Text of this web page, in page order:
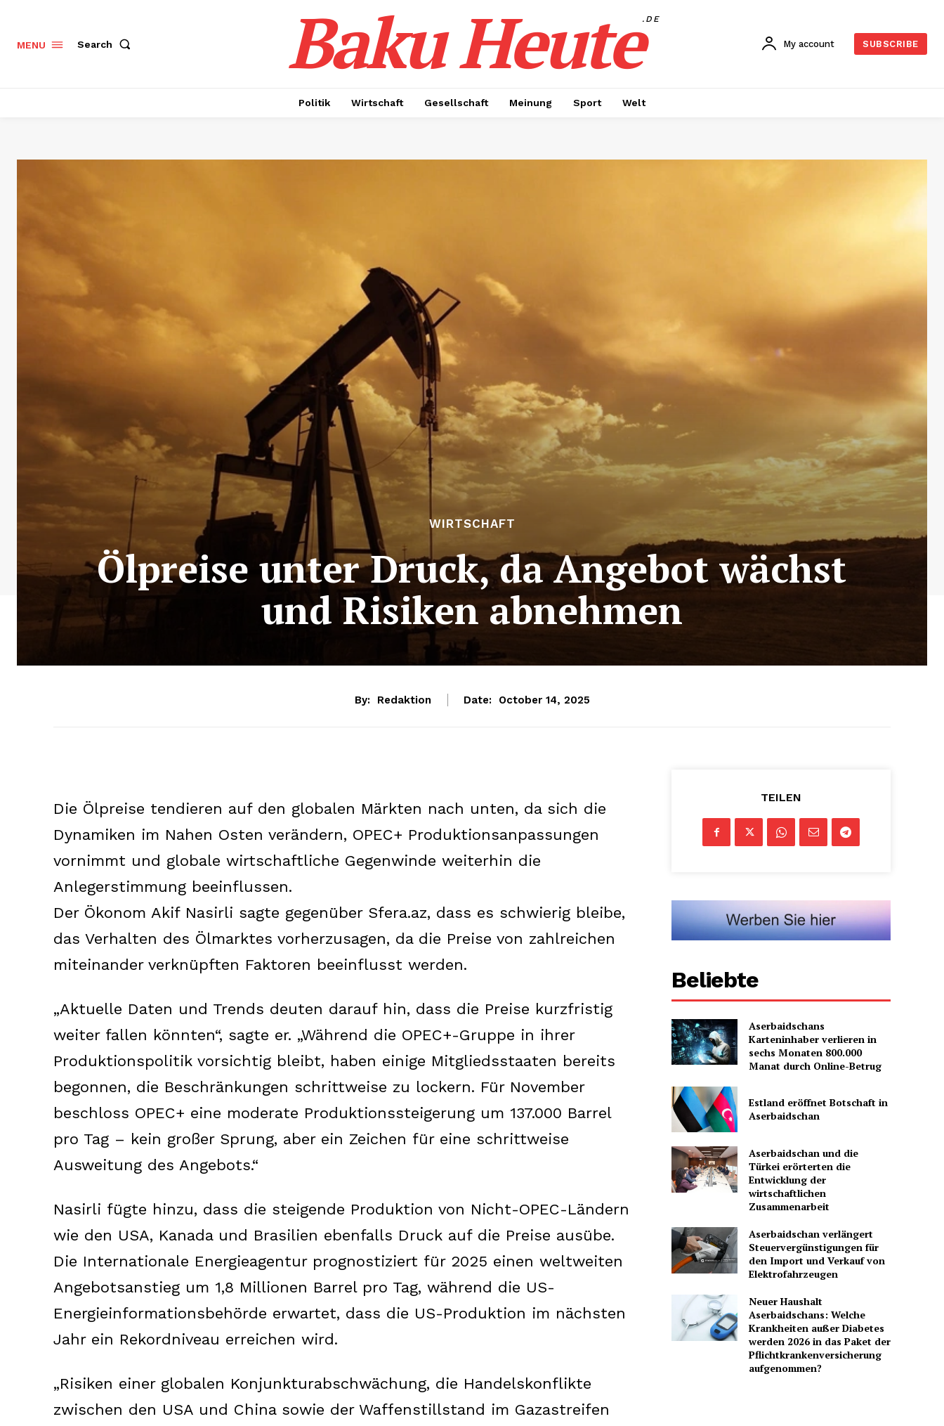
MENU Search Baku Heute.DE
My account SUBSCRIBE
Politik Wirtschaft Gesellschaft Meinung Sport Welt
WIRTSCHAFT
Ölpreise unter Druck, da Angebot wächst
und Risiken abnehmen
By: Redaktion Date: October 14, 2025
Die Ölpreise tendieren auf den globalen Märkten nach unten, da sich die
Dynamiken im Nahen Osten verändern, OPEC+ Produktionsanpassungen
vornimmt und globale wirtschaftliche Gegenwinde weiterhin die
Anlegerstimmung beeinflussen.
Der Ökonom Akif Nasirli sagte gegenüber Sfera.az, dass es schwierig bleibe,
das Verhalten des Ölmarktes vorherzusagen, da die Preise von zahlreichen
miteinander verknüpften Faktoren beeinflusst werden.
„Aktuelle Daten und Trends deuten darauf hin, dass die Preise kurzfristig
weiter fallen könnten“, sagte er. „Während die OPEC+-Gruppe in ihrer
Produktionspolitik vorsichtig bleibt, haben einige Mitgliedsstaaten bereits
begonnen, die Beschränkungen schrittweise zu lockern. Für November
beschloss OPEC+ eine moderate Produktionssteigerung um 137.000 Barrel
pro Tag – kein großer Sprung, aber ein Zeichen für eine schrittweise
Ausweitung des Angebots.“
Nasirli fügte hinzu, dass die steigende Produktion von Nicht-OPEC-Ländern
wie den USA, Kanada und Brasilien ebenfalls Druck auf die Preise ausübe.
Die Internationale Energieagentur prognostiziert für 2025 einen weltweiten
Angebotsanstieg um 1,8 Millionen Barrel pro Tag, während die US-
Energieinformationsbehörde erwartet, dass die US-Produktion im nächsten
Jahr ein Rekordniveau erreichen wird.
„Risiken einer globalen Konjunkturabschwächung, die Handelskonflikte
zwischen den USA und China sowie der Waffenstillstand im Gazastreifen
TEILEN
Beliebte
Aserbaidschans
Karteninhaber verlieren in
sechs Monaten 800.000
Manat durch Online-Betrug
Estland eröffnet Botschaft in
Aserbaidschan
Aserbaidschan und die
Türkei erörterten die
Entwicklung der
wirtschaftlichen
Zusammenarbeit
Aserbaidschan verlängert
Steuervergünstigungen für
den Import und Verkauf von
Elektrofahrzeugen
Neuer Haushalt
Aserbaidschans: Welche
Krankheiten außer Diabetes
werden 2026 in das Paket der
Pflichtkrankenversicherung
aufgenommen?